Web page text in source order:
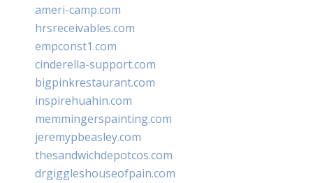
ameri-camp.com
hrsreceivables.com
empconst1.com
cinderella-support.com
bigpinkrestaurant.com
inspirehuahin.com
memmingerspainting.com
jeremypbeasley.com
thesandwichdepotcos.com
drgiggleshouseofpain.com